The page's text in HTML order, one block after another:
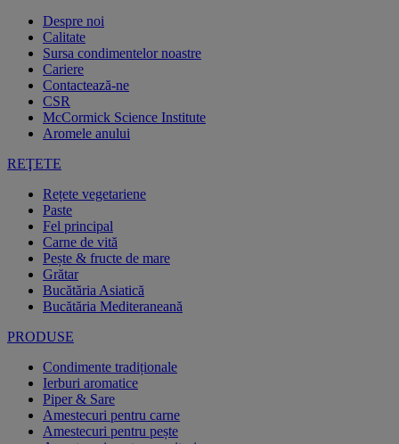
Despre noi
Calitate
Sursa condimentelor noastre
Cariere
Contactează-ne
CSR
McCormick Science Institute
Aromele anului
REŢETE
Rețete vegetariene
Paste
Fel principal
Carne de vită
Pește & fructe de mare
Grătar
Bucătăria Asiatică
Bucătăria Mediteraneană
PRODUSE
Condimente tradiționale
Ierburi aromatice
Piper & Sare
Amestecuri pentru carne
Amestecuri pentru pește